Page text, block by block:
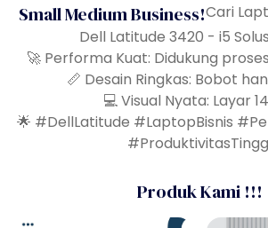
Small Medium Business!Cari
Dell Latitude 3420 - i5
🚀 Performa Kuat: Didukung
📏 Desain Ringkas: Bobot
💻 Visual Nyata: Layar
🌟 #DellLatitude #LaptopBisnis
Produk Kami !!!